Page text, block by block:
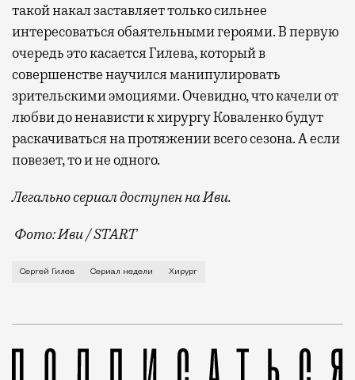
такой накал заставляет только сильнее
интересоваться обаятельными героями. В первую
очередь это касается Гилева, который в
совершенстве научился манипулировать
зрительскими эмоциями. Очевидно, что качели от
любви до ненависти к хирургу Коваленко будут
раскачиваться на протяжении всего сезона. А если
повезет, то и не одного.
Легально сериал доступен на Иви.
Фото: Иви / START
Медицинские сериалы снова в моде во всем мире,
Сергей Гилев Сериал недели Хирург